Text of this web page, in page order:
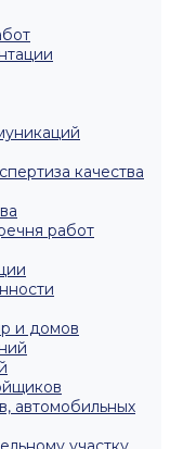
качества
работ
и домов
автомобильных